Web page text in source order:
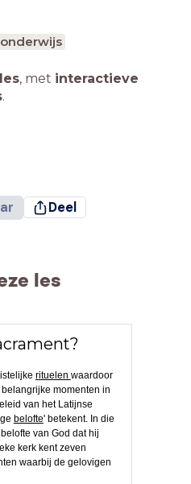
, met interactieve
.
Deel
les
rituelen waardoor
momenten in
van het Latijnse
belofte' betekent. In die
van God dat hij
kerk kent zeven
waarbij de gelovigen